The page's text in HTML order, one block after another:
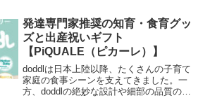
品質の近江牛私たちの近江牛は、豊かな
風味と柔らかさが特長です。厳格な飼育
基準に従い、最高の状態でお届けするこ
とをお約束します。ステーキ、焼肉、す
き焼きなど、さまざまな料理でその美味
しさをお楽しみいただけます。・直販体
制と利便性生産者から直接お届けする直
販体制により、新鮮で安全な近江牛を迅
発達専門家推奨の知育・食育グッ
ズと出産祝いギフト
【PiQUALE（ピカーレ）】
doddlは日本上陸以降、たくさんの子育て
家庭の食事シーンを支えてきました。一
方、doddlの絶妙な設計や細部の品質の大